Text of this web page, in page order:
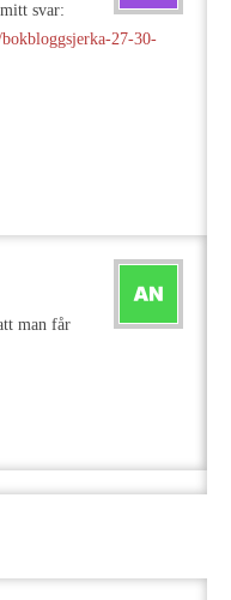
svar:
27-30-
man får